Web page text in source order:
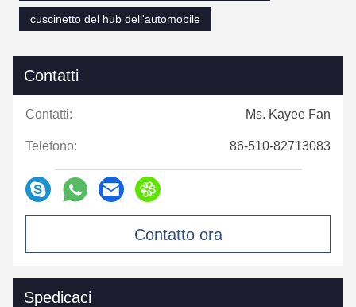
cuscinetto del hub dell'automobile
Contatti
Contatti: Ms. Kayee Fan
Telefono: 86-510-82713083
Contatto ora
Spedicaci